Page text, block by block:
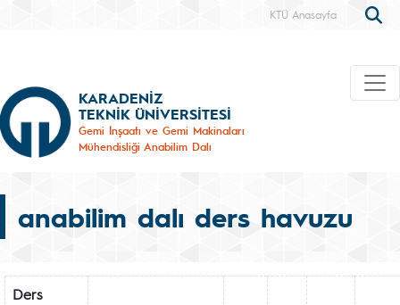
KTÜ Anasayfa
KARADENİZ
TEKNİK ÜNİVERSİTESİ
Gemi İnşaatı ve Gemi Makinaları
Mühendisliği Anabilim Dalı
anabilim dalı ders havuzu
Ders